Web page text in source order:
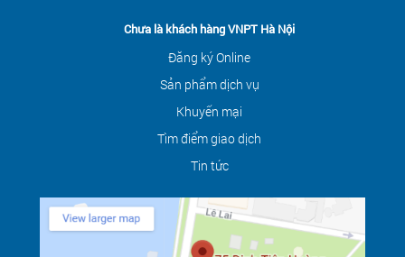
Chưa là khách hàng VNPT Hà Nội
Đăng ký Online
Sản phẩm dịch vụ
Khuyến mại
Tìm điểm giao dịch
Tin tức